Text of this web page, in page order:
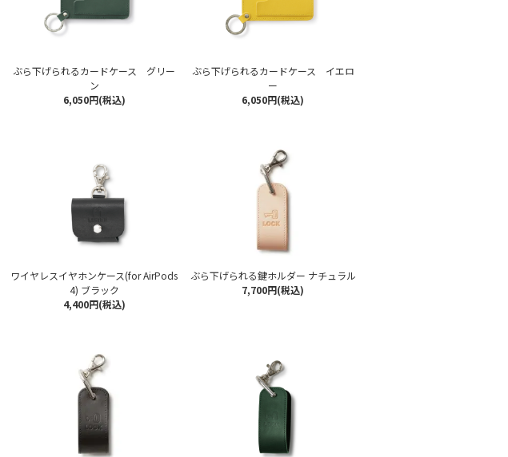
ぶら下げられるカードケース グリー
ン
6,050円(税込)
ぶら下げられるカードケース イエロ
ー
6,050円(税込)
ワイヤレスイヤホンケース(for AirPods
4) ブラック
4,400円(税込)
ぶら下げられる鍵ホルダー ナチュラル
7,700円(税込)